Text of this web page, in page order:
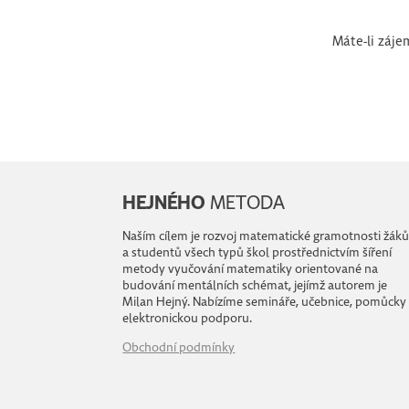
Máte-li
HEJNÉHO METODA
Naším cílem je rozvoj matematické gramotnosti žáků
a studentů všech typů škol prostřednictvím šíření
metody vyučování matematiky orientované na
budování mentálních schémat, jejímž autorem je
Milan Hejný. Nabízíme semináře, učebnice, pomůcky
elektronickou podporu.
Obchodní podmínky